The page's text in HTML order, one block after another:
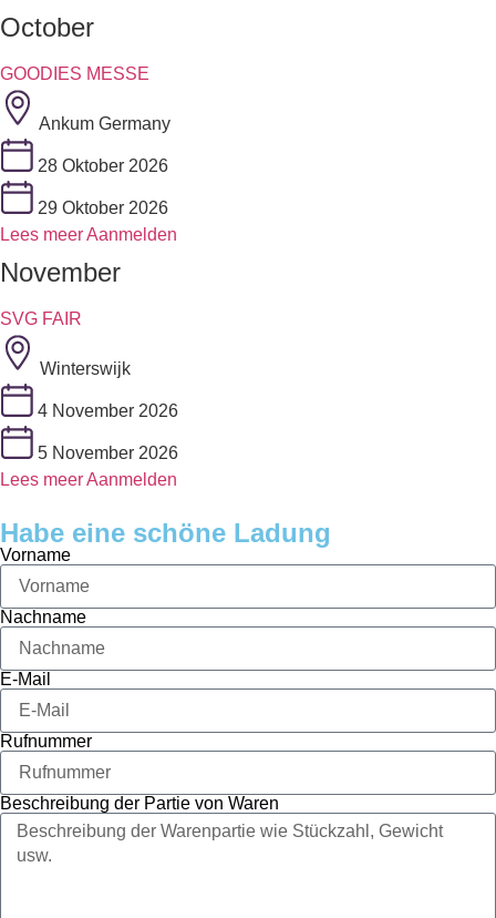
October
GOODIES MESSE
Ankum Germany
28 Oktober 2026
29 Oktober 2026
Lees meerAanmelden
November
SVG FAIR
Winterswijk
4 November 2026
5 November 2026
Lees meerAanmelden
Habe eine schöne Ladung
Vorname
Nachname
E-Mail
Rufnummer
Beschreibung der Partie von Waren